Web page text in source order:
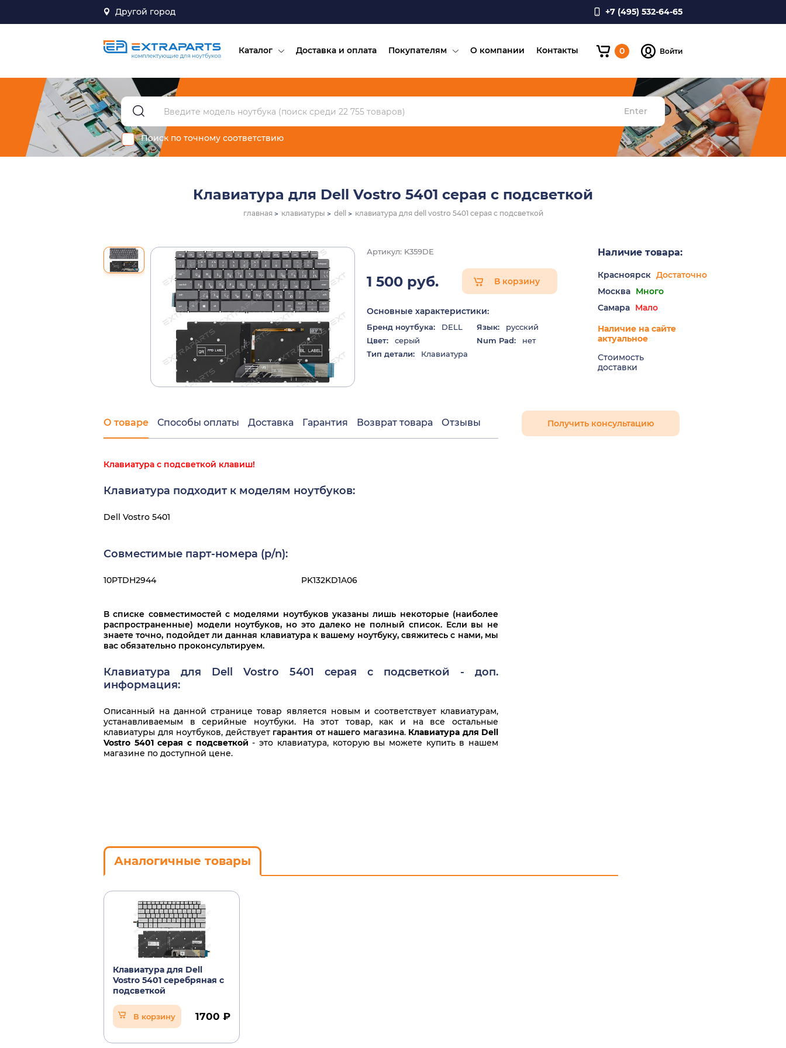
Другой город +7 (495) 532-64-65
Каталог Доставка и оплата Покупателям О компании Контакты 0 Войти
Enter
Поиск по точному соответствию
Клавиатура для Dell Vostro 5401 серая с подсветкой
главная клавиатуры dell клавиатура для dell vostro 5401 серая с подсветкой
Артикул: K359DE
1 500 руб. В корзину
Основные характеристики:
Бренд ноутбука: DELL Язык:
русский
Цвет:
серый Num Pad:
нет
Тип детали:
Клавиатура
Наличие товара:
Красноярск Достаточно
Москва Много
Самара Мало
Наличие на сайте
актуальное
Стоимость
доставки
О товаре Способы оплаты Доставка Гарантия Возврат товара Отзывы
Клавиатура с подсветкой клавиш!
Клавиатура подходит к моделям ноутбуков:
Dell Vostro 5401
Совместимые парт-номера (p/n):
10PTDH2944 PK132KD1A06
В списке совместимостей с моделями ноутбуков указаны лишь некоторые (наиболее
распространенные) модели ноутбуков, но это далеко не полный список. Если вы не
знаете точно, подойдет ли данная клавиатура к вашему ноутбуку, свяжитесь с нами, мы
вас обязательно проконсультируем.
Клавиатура для Dell Vostro 5401 серая с подсветкой - доп.
информация:
Описанный на данной странице товар является новым и соответствует клавиатурам,
устанавливаемым в серийные ноутбуки. На этот товар, как и на все остальные
клавиатуры для ноутбуков, действует гарантия от нашего магазина. Клавиатура для Dell
Vostro 5401 серая с подсветкой - это клавиатура, которую вы можете купить в нашем
магазине по доступной цене.
Получить консультацию
Аналогичные товары
Клавиатура для Dell
Vostro 5401 серебряная с
подсветкой
В корзину 1700 ₽